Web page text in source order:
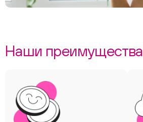
Наши преимущества